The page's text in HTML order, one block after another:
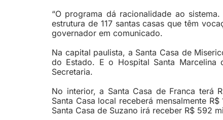
“O programa dá racionalidade ao
estrutura de 117 santas casas que têm
governador em comunicado.
Na capital paulista, a Santa Casa de
do Estado. E o Hospital Santa Marcelina
Secretaria.
No interior, a Santa Casa de Franca terá
Santa Casa local receberá mensalmente
Santa Casa de Suzano irá receber R$ 592